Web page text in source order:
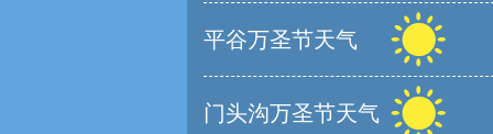
平谷万圣节天气
门头沟万圣节天气